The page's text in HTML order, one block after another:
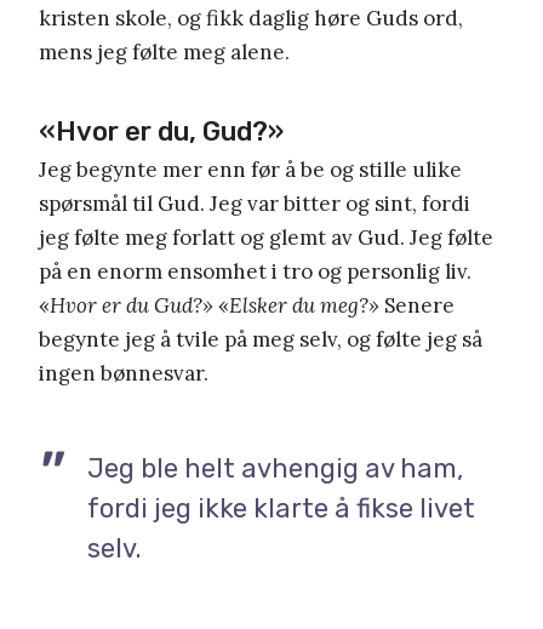
kristen skole, og fikk daglig høre Guds ord,
mens jeg følte meg alene.
«Hvor er du, Gud?»
Jeg begynte mer enn før å be og stille ulike
spørsmål til Gud. Jeg var bitter og sint, fordi
jeg følte meg forlatt og glemt av Gud. Jeg følte
på en enorm ensomhet i tro og personlig liv.
«Hvor er du Gud?» «Elsker du meg?» Senere
begynte jeg å tvile på meg selv, og følte jeg så
ingen bønnesvar.
Jeg ble helt avhengig av ham,
fordi jeg ikke klarte å fikse livet
selv.